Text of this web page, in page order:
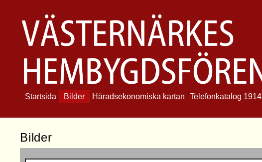
Startsida Bilder Häradsekonomiska kartan Telefonkatalog 1914
Bilder